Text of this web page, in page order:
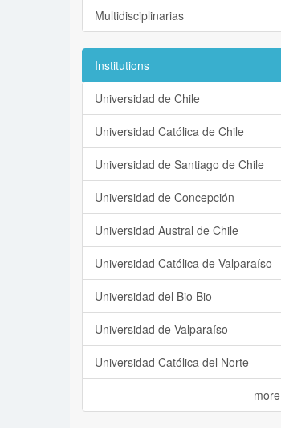
Multidisciplinarias
Institutions
Universidad de Chile
Universidad Católica de Chile
Universidad de Santiago de Chile
Universidad de Concepción
Universidad Austral de Chile
Universidad Católica de Valparaíso
Universidad del Bio Bio
Universidad de Valparaíso
Universidad Católica del Norte
more